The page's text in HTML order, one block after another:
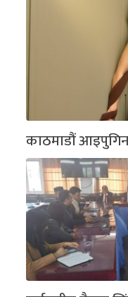
काठमाडौं आइपुगिन